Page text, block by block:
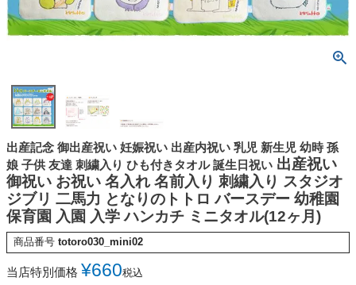
出産記念 御出産祝い 妊娠祝い 出産内祝い 乳児 新生児 幼時 孫
娘 子供 友達 刺繍入り ひも付きタオル 誕生日祝い 出産祝い
御祝い お祝い 名入れ 名前入り 刺繍入り スタジオ
ジブリ 二馬力 となりのトトロ バースデー 幼稚園
保育園 入園 入学 ハンカチ ミニタオル(12ヶ月)
商品番号 totoro030_mini02
当店特別価格 ¥660税込